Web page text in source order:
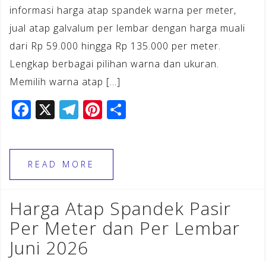
informasi harga atap spandek warna per meter,
jual atap galvalum per lembar dengan harga muali
dari Rp 59.000 hingga Rp 135.000 per meter.
Lengkap berbagai pilihan warna dan ukuran.
Memilih warna atap […]
F
c
e
b
o
o
k
X T
e
gr
a
m
Pi
te
e
st
READ MORE
Harga Atap Spandek Pasir
Per Meter dan Per Lembar
Juni 2026